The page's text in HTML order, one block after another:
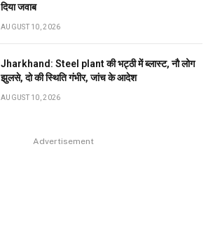
दिया जवाब
AUGUST 10, 2026
Jharkhand: Steel plant की भट्ठी में ब्लास्ट, नौ लोग
झुलसे, दो की स्थिति गंभीर, जांच के आदेश
AUGUST 10, 2026
Advertisement